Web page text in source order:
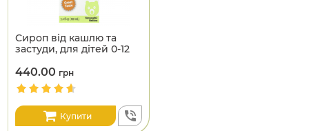
Сироп від кашлю та
застуди, для дітей 0-12
440.00 грн
Купити